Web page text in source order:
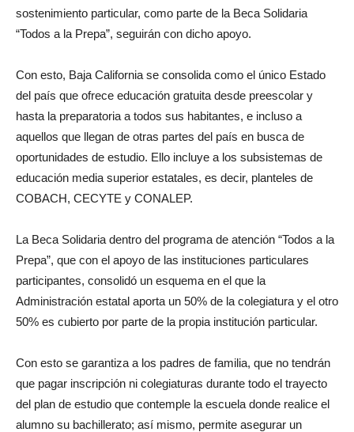
sostenimiento particular, como parte de la Beca Solidaria
“Todos a la Prepa”, seguirán con dicho apoyo.
Con esto, Baja California se consolida como el único Estado
del país que ofrece educación gratuita desde preescolar y
hasta la preparatoria a todos sus habitantes, e incluso a
aquellos que llegan de otras partes del país en busca de
oportunidades de estudio. Ello incluye a los subsistemas de
educación media superior estatales, es decir, planteles de
COBACH, CECYTE y CONALEP.
La Beca Solidaria dentro del programa de atención “Todos a la
Prepa”, que con el apoyo de las instituciones particulares
participantes, consolidó un esquema en el que la
Administración estatal aporta un 50% de la colegiatura y el otro
50% es cubierto por parte de la propia institución particular.
Con esto se garantiza a los padres de familia, que no tendrán
que pagar inscripción ni colegiaturas durante todo el trayecto
del plan de estudio que contemple la escuela donde realice el
alumno su bachillerato; así mismo, permite asegurar un